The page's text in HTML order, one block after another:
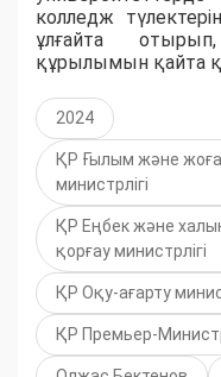
колледж
ұлғайта
құрылымын қайта
2024
ҚР Ғылым және
министрлігі
ҚР Еңбек және
қорғау министрлігі
ҚР Оқу-ағарту
ҚР Премьер-